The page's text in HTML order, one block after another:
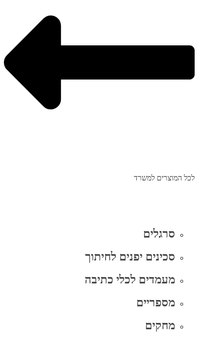
לכל המוצרים למשרד
סרגלים
סכינים יפנים לחיתוך
מעמדים לכלי כתיבה
מספריים
מחקים